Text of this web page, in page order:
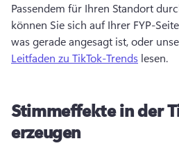
Passendem für Ihren Standort
können Sie sich auf Ihrer FYP-
was gerade angesagt ist, oder
Leitfaden zu TikTok-Trends lesen.
Stimmeffekte in der
erzeugen